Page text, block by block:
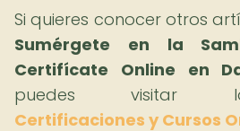
Si quieres conocer otros
Sumérgete en la
Certifícate Online en
puedes visitar
Certificaciones y Cursos